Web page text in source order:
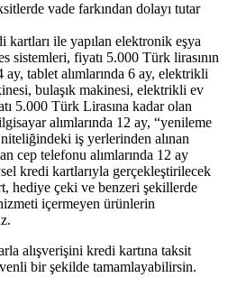
vade farkından dolayı tutar
kartları ile yapılan elektronik eşya
sistemleri, fiyatı 5.000 Türk lirasının
tablet alımlarında 6 ay, elektrikli
bulaşık makinesi, elektrikli ev
5.000 Türk Lirasına kadar olan
alımlarında 12 ay, “yenileme
iş yerlerinden alınan
cep telefonu alımlarında 12 ay
kredi kartlarıyla gerçekleştirilecek
hediye çeki ve benzeri şekillerde
içermeyen ürünlerin
alışverişini kredi kartına taksit
bir şekilde tamamlayabilirsin.